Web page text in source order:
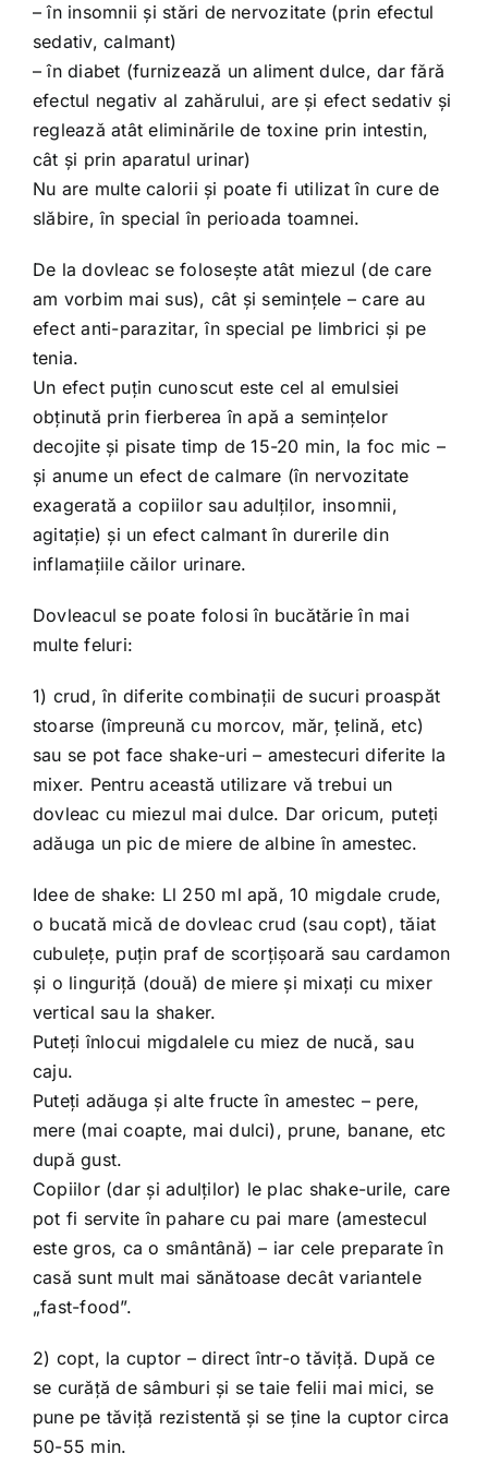
– în insomnii şi stări de nervozitate (prin efectul
sedativ, calmant)
– în diabet (furnizează un aliment dulce, dar fără
efectul negativ al zahărului, are şi efect sedativ şi
reglează atât eliminările de toxine prin intestin,
cât şi prin aparatul urinar)
Nu are multe calorii şi poate fi utilizat în cure de
slăbire, în special în perioada toamnei.
De la dovleac se foloseşte atât miezul (de care
am vorbim mai sus), cât şi seminţele – care au
efect anti-parazitar, în special pe limbrici şi pe
tenia.
Un efect puţin cunoscut este cel al emulsiei
obţinută prin fierberea în apă a seminţelor
decojite şi pisate timp de 15-20 min, la foc mic –
şi anume un efect de calmare (în nervozitate
exagerată a copiilor sau adulţilor, insomnii,
agitaţie) şi un efect calmant în durerile din
inflamaţiile căilor urinare.
Dovleacul se poate folosi în bucătărie în mai
multe feluri:
1) crud, în diferite combinaţii de sucuri proaspăt
stoarse (împreună cu morcov, măr, ţelină, etc)
sau se pot face shake-uri – amestecuri diferite la
mixer. Pentru această utilizare vă trebui un
dovleac cu miezul mai dulce. Dar oricum, puteţi
adăuga un pic de miere de albine în amestec.
Idee de shake: Ll 250 ml apă, 10 migdale crude,
o bucată mică de dovleac crud (sau copt), tăiat
cubuleţe, puţin praf de scorţişoară sau cardamon
şi o linguriţă (două) de miere şi mixaţi cu mixer
vertical sau la shaker.
Puteţi înlocui migdalele cu miez de nucă, sau
caju.
Puteţi adăuga şi alte fructe în amestec – pere,
mere (mai coapte, mai dulci), prune, banane, etc
după gust.
Copiilor (dar şi adulţilor) le plac shake-urile, care
pot fi servite în pahare cu pai mare (amestecul
este gros, ca o smântână) – iar cele preparate în
casă sunt mult mai sănătoase decât variantele
„fast-food”.
2) copt, la cuptor – direct într-o tăviţă. După ce
se curăţă de sâmburi şi se taie felii mai mici, se
pune pe tăviţă rezistentă şi se ţine la cuptor circa
50-55 min.